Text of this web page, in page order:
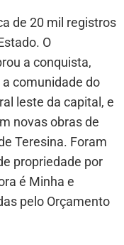
de 20 mil registros
O
a conquista,
comunidade do
leste da capital, e
novas obras de
Teresina. Foram
propriedade por
é Minha e
pelo Orçamento